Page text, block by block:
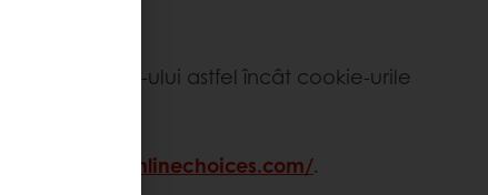
browser-ului astfel încât cookie-urile
ului.
www.youronlinechoices.com/.